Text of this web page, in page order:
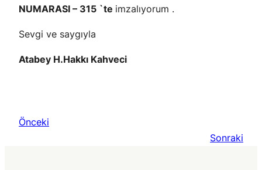
NUMARASI – 315 `te imzalıyorum .
Sevgi ve saygıyla
Atabey H.Hakkı Kahveci
Önceki
Sonraki